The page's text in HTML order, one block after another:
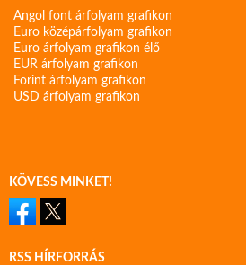
Angol font árfolyam grafikon
Euro középárfolyam grafikon
Euro árfolyam grafikon élő
EUR árfolyam grafikon
Forint árfolyam grafikon
USD árfolyam grafikon
KÖVESS MINKET!
RSS HÍRFORRÁS